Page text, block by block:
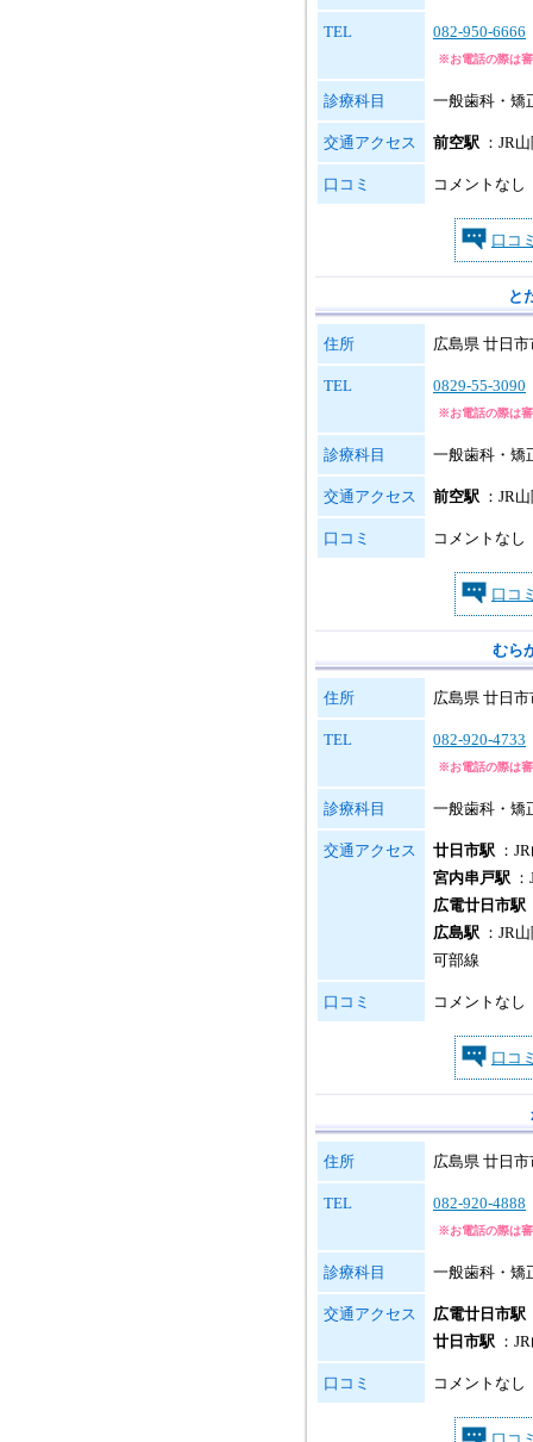
TEL 082-950-6666
※お電話の際は
診療科目 一般歯科・矯
交通アクセス 前空駅 ：JR
口コミ コメントなし
口コ
と
住所 広島県 廿日
TEL 0829-55-3090
※お電話の際は
診療科目 一般歯科・矯
交通アクセス 前空駅 ：JR
口コミ コメントなし
口コ
むら
住所 広島県 廿日
TEL 082-920-4733
※お電話の際は
診療科目 一般歯科・矯
交通アクセス 廿日市駅 ：
宮内串戸駅
広電廿日市駅
広島駅 ：JR
可部線
口コミ コメントなし
口コ
住所 広島県 廿日
TEL 082-920-4888
※お電話の際は
診療科目 一般歯科・矯
交通アクセス 広電廿日市駅
廿日市駅 ：
口コミ コメントなし